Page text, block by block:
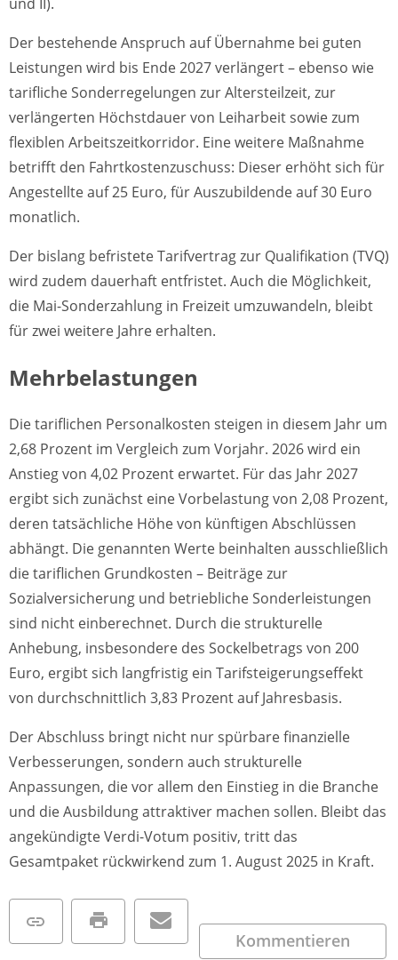
Der bestehende Anspruch auf Übernahme bei guten
Leistungen wird bis Ende 2027 verlängert – ebenso wie
tarifliche Sonderregelungen zur Altersteilzeit, zur
verlängerten Höchstdauer von Leiharbeit sowie zum
flexiblen Arbeitszeitkorridor. Eine weitere Maßnahme
betrifft den Fahrtkostenzuschuss: Dieser erhöht sich für
Angestellte auf 25 Euro, für Auszubildende auf 30 Euro
monatlich.
Der bislang befristete Tarifvertrag zur Qualifikation (TVQ)
wird zudem dauerhaft entfristet. Auch die Möglichkeit,
die Mai-Sonderzahlung in Freizeit umzuwandeln, bleibt
für zwei weitere Jahre erhalten.
Mehrbelastungen
Die tariflichen Personalkosten steigen in diesem Jahr um
2,68 Prozent im Vergleich zum Vorjahr. 2026 wird ein
Anstieg von 4,02 Prozent erwartet. Für das Jahr 2027
ergibt sich zunächst eine Vorbelastung von 2,08 Prozent,
deren tatsächliche Höhe von künftigen Abschlüssen
abhängt. Die genannten Werte beinhalten ausschließlich
die tariflichen Grundkosten – Beiträge zur
Sozialversicherung und betriebliche Sonderleistungen
sind nicht einberechnet. Durch die strukturelle
Anhebung, insbesondere des Sockelbetrags von 200
Euro, ergibt sich langfristig ein Tarifsteigerungseffekt
von durchschnittlich 3,83 Prozent auf Jahresbasis.
Der Abschluss bringt nicht nur spürbare finanzielle
Verbesserungen, sondern auch strukturelle
Anpassungen, die vor allem den Einstieg in die Branche
und die Ausbildung attraktiver machen sollen. Bleibt das
angekündigte Verdi-Votum positiv, tritt das
Gesamtpaket rückwirkend zum 1. August 2025 in Kraft.
Kommentieren